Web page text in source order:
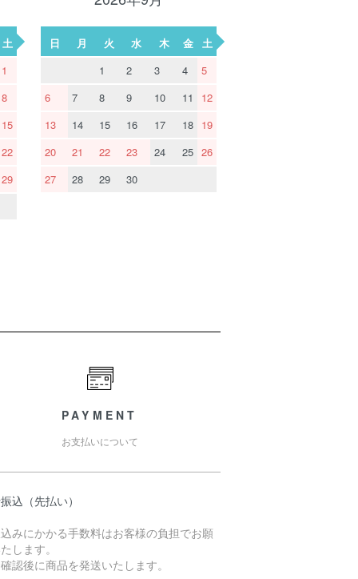
土
1
8
15
22
29
日 月 火 水 木 金
土
1
2 3 4
5
6
7 8 9 10 11
12
13
14 15 16 17 18 19
20
21 22 23 24 25 26
27
28 29 30
PAYMENT
お支払いについて
込（先払い）
みにかかる手数料はお客様の負担でお願
します。
認後に商品を発送いたします。